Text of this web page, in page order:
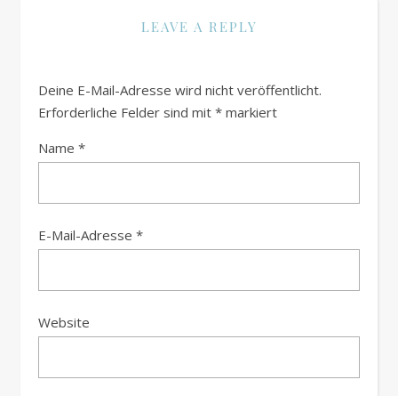
LEAVE A REPLY
Deine E-Mail-Adresse wird nicht veröffentlicht.
Erforderliche Felder sind mit * markiert
Name *
E-Mail-Adresse *
Website